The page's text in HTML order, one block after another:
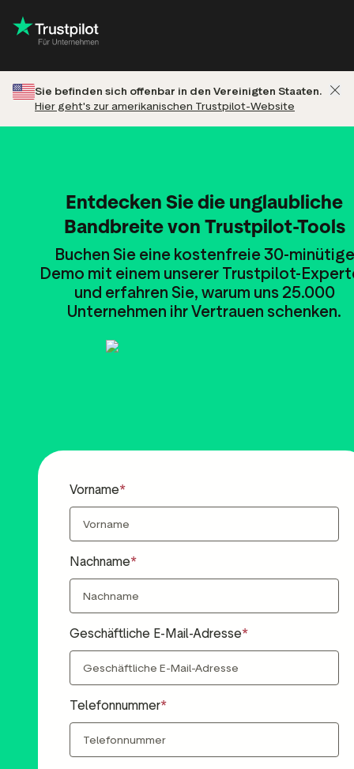
Sie befinden sich offenbar in den Vereinigten Staaten.
Hier geht's zur amerikanischen Trustpilot-Website
Entdecken Sie die unglaubliche
Bandbreite von Trustpilot-Tools
Buchen Sie eine kostenfreie 30-minütige
Demo mit einem unserer Trustpilot-
und erfahren Sie, warum uns 25.000
Unternehmen ihr Vertrauen schenken.
Vorname
Nachname
Geschäftliche E-Mail-Adresse
Telefonnummer